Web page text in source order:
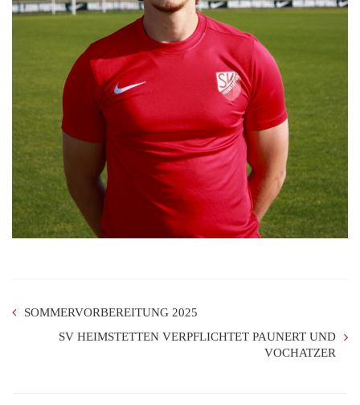
SOMMERVORBEREITUNG 2025
SV HEIMSTETTEN VERPFLICHTET PAUNERT UND
VOCHATZER